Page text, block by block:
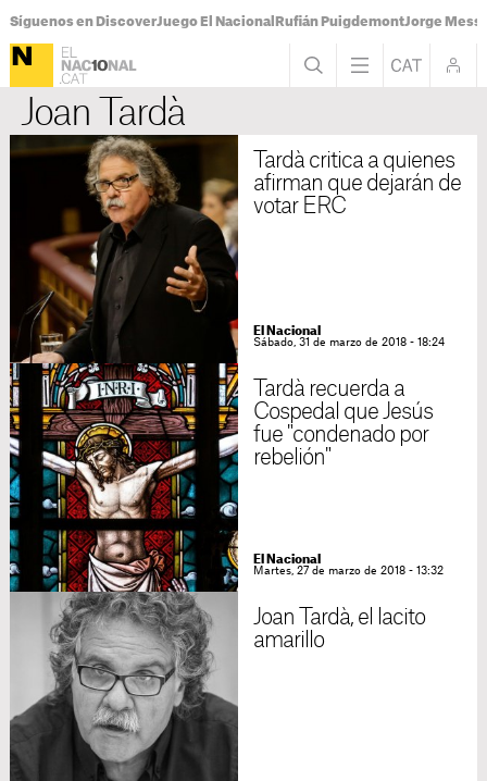
Síguenos en DiscoverJuego El Nacional Rufián PuigdemontJorge Messi
Joan Tardà
Tardà critica a quienes
afirman que dejarán de
votar ERC
El Nacional
Sábado, 31 de marzo de 2018 - 18:24
Tardà recuerda a
Cospedal que Jesús
fue "condenado por
rebelión"
El Nacional
Martes, 27 de marzo de 2018 - 13:32
Joan Tardà, el lacito
amarillo